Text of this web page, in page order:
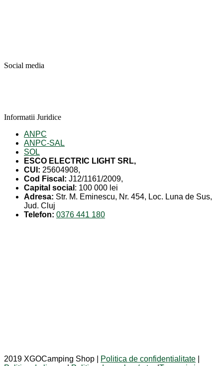
Social media
Informatii Juridice
ANPC
ANPC-SAL
SOL
ESCO ELECTRIC LIGHT SRL,
CUI: 25604908,
Cod Fiscal: J12/1161/2009,
Capital social : 100 000 lei
Adresa: Str. M. Eminescu, Nr. 454, Loc. Luna de Sus,
Jud. Cluj
Telefon: 0376 441 180
2019 XGOCamping Shop | Politica de confidentialitate